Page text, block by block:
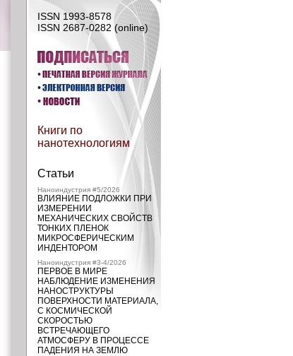
ISSN 1993-8578
ISSN 2687-0282 (online)
Книги по
нанотехнологиям
Статьи
Наноиндустрия #5/2026
ВЛИЯНИЕ ПОДЛОЖКИ ПРИ
ИЗМЕРЕНИИ
МЕХАНИЧЕСКИХ СВОЙСТВ
ТОНКИХ ПЛЕНОК
МИКРОСФЕРИЧЕСКИМ
ИНДЕНТОРОМ
Наноиндустрия #3-4/2026
ПЕРВОЕ В МИРЕ
НАБЛЮДЕНИЕ ИЗМЕНЕНИЯ
НАНОСТРУКТУРЫ
ПОВЕРХНОСТИ МАТЕРИАЛА,
С КОСМИЧЕСКОЙ
СКОРОСТЬЮ
ВСТРЕЧАЮЩЕГО
АТМОСФЕРУ В ПРОЦЕССЕ
ПАДЕНИЯ НА ЗЕМЛЮ